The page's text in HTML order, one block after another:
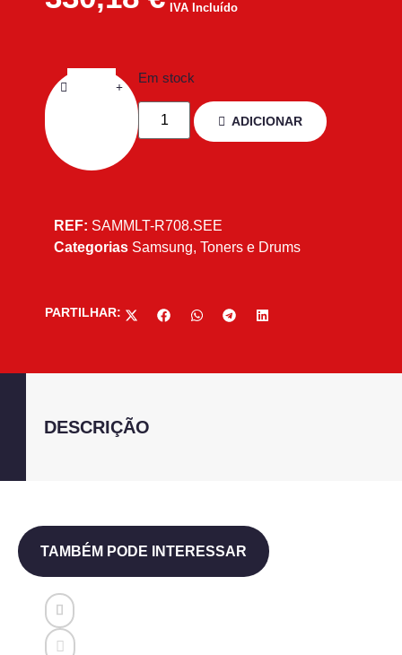
IVA Incluído
Em stock
ADICIONAR
REF: SAMMLT-R708.SEE
Categorias Samsung, Toners e Drums
PARTILHAR:
DESCRIÇÃO
TAMBÉM PODE INTERESSAR